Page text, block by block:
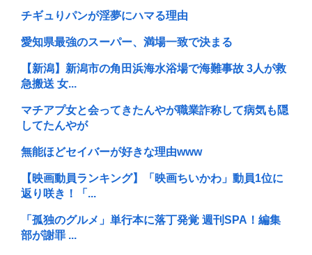
チギュりパンが淫夢にハマる理由
愛知県最強のスーパー、満場一致で決まる
【新潟】新潟市の角田浜海水浴場で海難事故 3人が救
急搬送 女...
マチアプ女と会ってきたんやが職業詐称して病気も隠
してたんやが
無能ほどセイバーが好きな理由www
【映画動員ランキング】「映画ちいかわ」動員1位に
返り咲き！「...
「孤独のグルメ」単行本に落丁発覚 週刊SPA！編集
部が謝罪 ...